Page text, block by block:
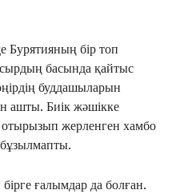
Бурятияның бір топ
басында қайтыс
буддашыларын
ашты. Биік жәшікке
отырызып жерленген хамбо
ғалымдар да болған.